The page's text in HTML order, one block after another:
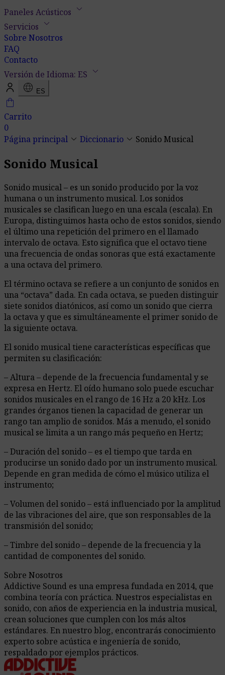
Paneles Acústicos keyboard_arrow_down
Servicios keyboard_arrow_down
Sobre Nosotros
FAQ
Contacto
Versión de Idioma: ES keyboard_arrow_down
language ES
shopping_bag
Carrito
0
Página principal keyboard_arrow_down Diccionario keyboard_arrow_down Sonido Musical
Sonido Musical
Sonido musical – es un sonido producido por la voz
humana o un instrumento musical. Los sonidos
musicales se clasifican luego en una escala (escala). En
Europa, distinguimos hasta ocho de estos sonidos, siendo
el último una repetición del primero en el llamado
intervalo de octava. Esto significa que el octavo tiene
una frecuencia de ondas sonoras que está exactamente
a una octava del primero.
El término octava se refiere a un conjunto de sonidos en
una “octava” dada. En cada octava, se pueden distinguir
siete sonidos diatónicos, así como un sonido que cierra
la octava y que es simultáneamente el primer sonido de
la siguiente octava.
El sonido musical tiene características específicas que
permiten su clasificación:
– Altura – depende de la frecuencia fundamental y se
expresa en Hertz. El oído humano solo puede escuchar
sonidos musicales en el rango de 16 Hz a 20 kHz. Los
grandes órganos tienen la capacidad de generar un
rango tan amplio de sonidos. Más a menudo, el sonido
musical se limita a un rango más pequeño en Hertz;
– Duración del sonido – es el tiempo que tarda en
producirse un sonido dado por un instrumento musical.
Depende en gran medida de cómo el músico utiliza el
instrumento;
– Volumen del sonido – está influenciado por la amplitud
de las vibraciones del aire, que son responsables de la
transmisión del sonido;
– Timbre del sonido – depende de la frecuencia y la
cantidad de componentes del sonido.
Sobre Nosotros
Addictive Sound es una empresa fundada en 2014, que
combina teoría con práctica. Nuestros especialistas en
sonido, con años de experiencia en la industria musical,
crean soluciones que cumplen con los más altos
estándares. En nuestro blog, encontrarás conocimiento
experto sobre acústica e ingeniería de sonido,
respaldado por ejemplos prácticos.